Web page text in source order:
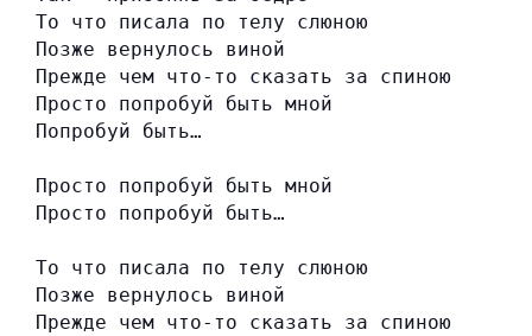
То что писала по телу слюною
Позже вернулось виной
Прежде чем что-то сказать за спиною
Просто попробуй быть мной
Попробуй быть…
Просто попробуй быть мной
Просто попробуй быть…
То что писала по телу слюною
Позже вернулось виной
Прежде чем что-то сказать за спиною